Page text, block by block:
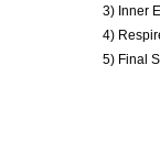
3) Inner
4)
5) Final